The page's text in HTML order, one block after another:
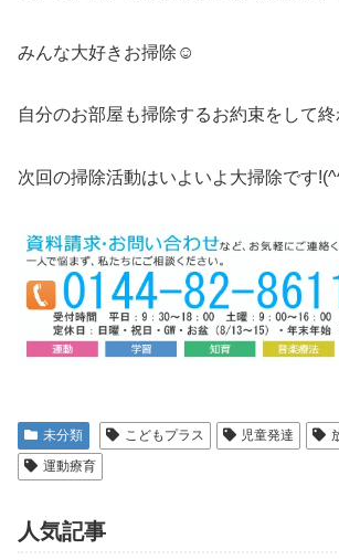
みんな大好きお掃除☺
自分のお部屋も掃除するお約束をして
次回の掃除活動はいよいよ大掃除です
未分類 こどもプラス 児童発達
運動療育
人気記事